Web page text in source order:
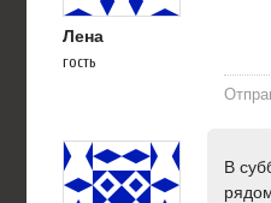
Лена
гость
В